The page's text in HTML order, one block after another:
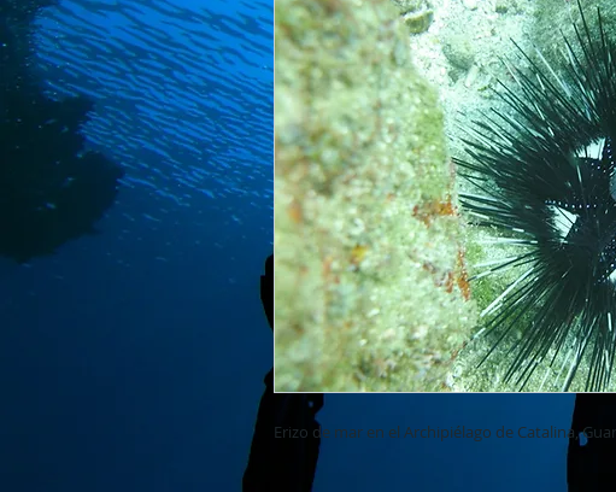
Erizo de mar en el Archipiélago de Catalina,